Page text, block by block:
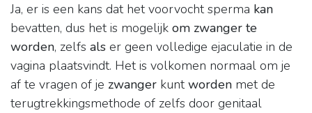
Ja, er is een kans dat het voorvocht sperma kan
bevatten, dus het is mogelijk om zwanger te
worden, zelfs als er geen volledige ejaculatie in de
vagina plaatsvindt. Het is volkomen normaal om je
af te vragen of je zwanger kuntworden met de
terugtrekkingsmethode of zelfs door genitaal